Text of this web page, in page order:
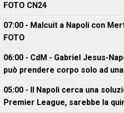
FOTO CN24
07:00 - Malcuit a Napoli con
FOTO
06:00 - CdM - Gabriel Jesus-
può prendere corpo solo ad
05:00 - Il Napoli cerca una
Premier League, sarebbe la